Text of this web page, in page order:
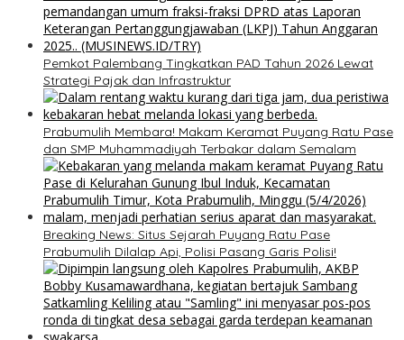
Pemkot Palembang Tingkatkan PAD Tahun 2026 Lewat
Strategi Pajak dan Infrastruktur
Prabumulih Membara! Makam Keramat Puyang Ratu Pase
dan SMP Muhammadiyah Terbakar dalam Semalam
Breaking News: Situs Sejarah Puyang Ratu Pase
Prabumulih Dilalap Api, Polisi Pasang Garis Polisi!